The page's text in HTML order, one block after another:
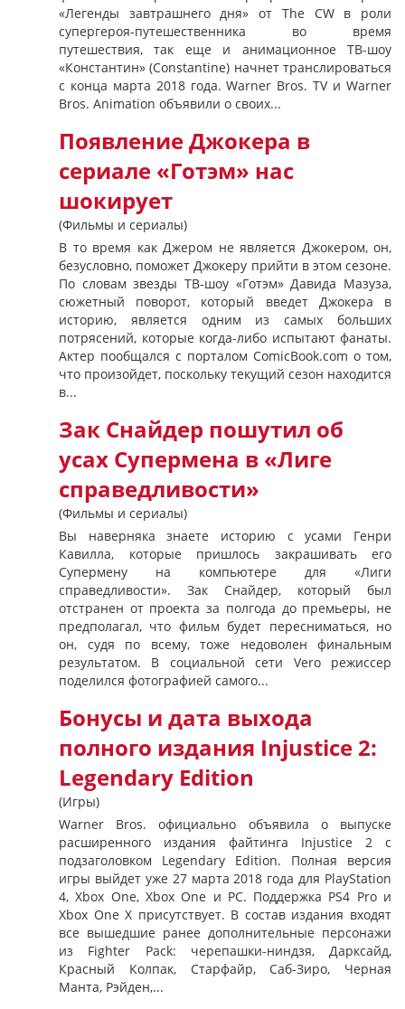
«Легенды завтрашнего дня» от The CW в роли
супергероя-путешественника во время
путешествия, так еще и анимационное ТВ-шоу
«Константин» (Constantine) начнет транслироваться
с конца марта 2018 года. Warner Bros. TV и Warner
Bros. Animation объявили о своих...
Появление Джокера в
сериале «Готэм» нас
шокирует
(Фильмы и сериалы)
В то время как Джером не является Джокером, он,
безусловно, поможет Джокеру прийти в этом сезоне.
По словам звезды ТВ-шоу «Готэм» Давида Мазуза,
сюжетный поворот, который введет Джокера в
историю, является одним из самых больших
потрясений, которые когда-либо испытают фанаты.
Актер пообщался с порталом ComicBook.com о том,
что произойдет, поскольку текущий сезон находится
в...
Зак Снайдер пошутил об
усах Супермена в «Лиге
справедливости»
(Фильмы и сериалы)
Вы наверняка знаете историю с усами Генри
Кавилла, которые пришлось закрашивать его
Супермену на компьютере для «Лиги
справедливости». Зак Снайдер, который был
отстранен от проекта за полгода до премьеры, не
предполагал, что фильм будет пересниматься, но
он, судя по всему, тоже недоволен финальным
результатом. В социальной сети Vero режиссер
поделился фотографией самого...
Бонусы и дата выхода
полного издания Injustice 2:
Legendary Edition
(Игры)
Warner Bros. официально объявила о выпуске
расширенного издания файтинга Injustice 2 с
подзаголовком Legendary Edition. Полная версия
игры выйдет уже 27 марта 2018 года для PlayStation
4, Xbox One, Xbox One и PC. Поддержка PS4 Pro и
Xbox One X присутствует. В состав издания входят
все вышедшие ранее дополнительные персонажи
из Fighter Pack: черепашки-ниндзя, Дарксайд,
Красный Колпак, Старфайр, Саб-Зиро, Черная
Манта, Рэйден,...